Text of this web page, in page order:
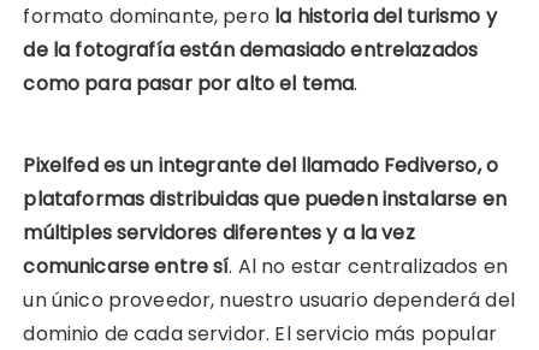
formato dominante, pero la historia del turismo y
de la fotografía están demasiado entrelazados
como para pasar por alto el tema.
Pixelfed es un integrante del llamado Fediverso, o
plataformas distribuidas que pueden instalarse en
múltiples servidores diferentes y a la vez
comunicarse entre sí. Al no estar centralizados en
un único proveedor, nuestro usuario dependerá del
dominio de cada servidor. El servicio más popular